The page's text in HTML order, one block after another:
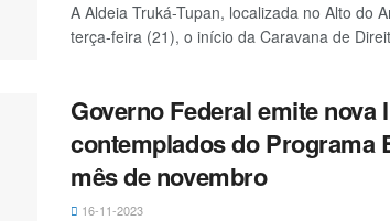
A Aldeia Truká-Tupan, localizada no Alto do
terça-feira (21), o início da Caravana de
Governo Federal emite nova
contemplados do Programa
mês de novembro
16-11-2023